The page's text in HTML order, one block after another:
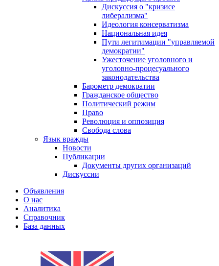
Дискуссия о "кризисе
либерализма"
Идеология консерватизма
Национальная идея
Пути легитимации "управляемой
демократии"
Ужесточение уголовного и
уголовно-процесуального
законодательства
Барометр демократии
Гражданское общество
Политический режим
Право
Революция и оппозиция
Свобода слова
Язык вражды
Новости
Публикации
Документы других организаций
Дискуссии
Объявления
О нас
Аналитика
Справочник
База данных